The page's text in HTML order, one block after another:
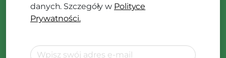
danych. Szczegóły w Polityce
Prywatności.